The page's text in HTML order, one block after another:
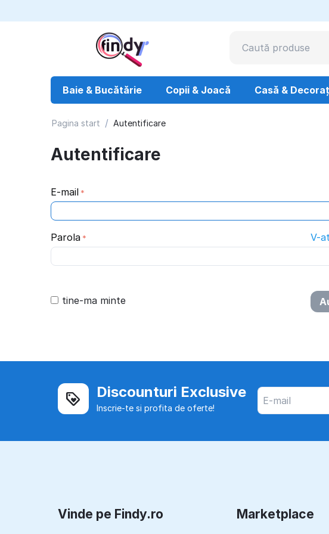
Baie & Bucătărie Copii & Joacă Casă &
Pagina start / Autentificare
Autentificare
E-mail
Parola V-
tine-ma minte
Discounturi Exclusive
Inscrie-te si profita de oferte!
Vinde pe Findy.ro Marketplace